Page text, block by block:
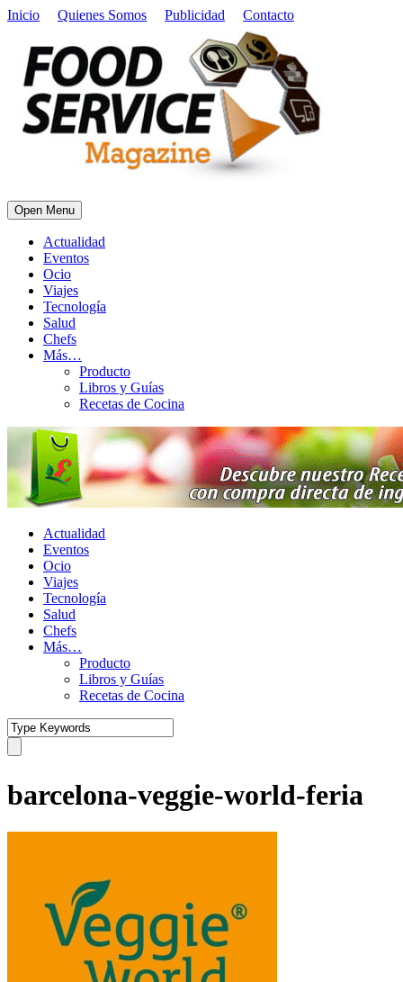
Inicio Quienes Somos Publicidad Contacto
Open Menu
Actualidad
Eventos
Ocio
Viajes
Tecnología
Salud
Chefs
Más…
Producto
Libros y Guías
Recetas de Cocina
Actualidad
Eventos
Ocio
Viajes
Tecnología
Salud
Chefs
Más…
Producto
Libros y Guías
Recetas de Cocina
barcelona-veggie-world-feria